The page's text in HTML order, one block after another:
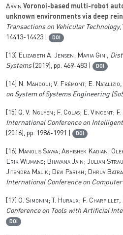
Arvin Voronoi-based multi-robot
unknown environments via deep
Transactions on Vehicular Technology,
14413-14423 |
DOI
[13] Elizabeth A. Jensen; Maria Gini,
Systems(2019), pp. 469-483 | DOI
[14] N. Mahdoui; V. Frémont; E. Natalizio
on System of Systems Engineering
[15] Q. V. Nguyen; F. Colas; E. Vincent;
International Conference on Intelligent
(2016), pp. 1986-1991 |
DOI
[16]
Manolis Savva; Abhishek Kadian;
Erik Wijmans; Bhavana Jain; Julian
Jitendra Malik; Devi Parikh; Dhruv Batra
International Conference on Computer
[17] O. Simonin; T. Huraux; F. Charpillet,
Conference on Tools with Artificial
DOI